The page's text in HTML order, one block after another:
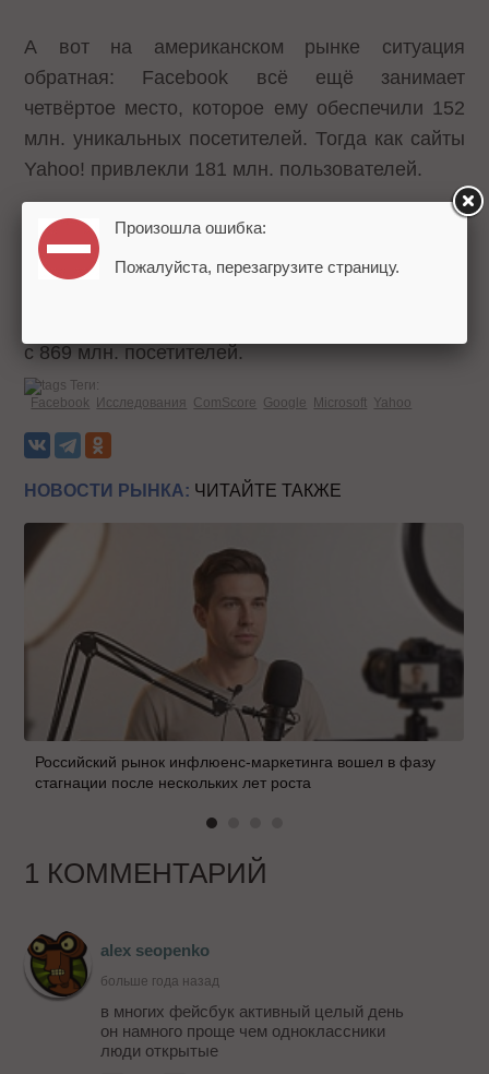
А вот на американском рынке ситуация
обратная: Facebook всё ещё занимает
четвёртое место, которое ему обеспечили 152
млн. уникальных посетителей. Тогда как сайты
Yahoo! привлекли 181 млн. пользователей.
Пальму первенства в мировом масштабе по-
прежнему удерживаетGoogle: сайты компании
с 869 млн. посетителей.
Теги:
Facebook
Исследования ComScore Google Microsoft Yahoo
НОВОСТИ РЫНКА: ЧИТАЙТЕ ТАКЖЕ
Российский рынок инфлюенс-маркетинга вошел в фазу
стагнации после нескольких лет роста
1 КОММЕНТАРИЙ
alex seopenko
больше года назад
в многих фейсбук активный целый день
он намного проще чем одноклассники
люди открытые
Произошла ошибка:
Пожалуйста, перезагрузите страницу.